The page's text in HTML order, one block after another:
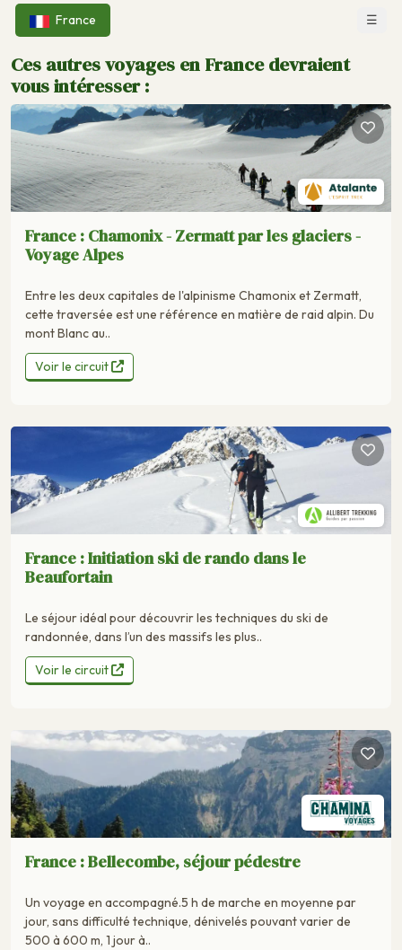
France ☰
Ces autres voyages en France devraient
vous intéresser :
France : Chamonix - Zermatt par les glaciers -
Voyage Alpes
Entre les deux capitales de l'alpinisme Chamonix et Zermatt,
cette traversée est une référence en matière de raid alpin. Du
mont Blanc au..
Voir le circuit
France : Initiation ski de rando dans le
Beaufortain
Le séjour idéal pour découvrir les techniques du ski de
randonnée, dans l’un des massifs les plus..
Voir le circuit
France : Bellecombe, séjour pédestre
Un voyage en accompagné.5 h de marche en moyenne par
jour, sans difficulté technique, dénivelés pouvant varier de
500 à 600 m, 1 jour à..